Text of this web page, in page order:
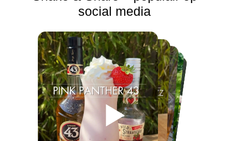
social media
▶▶
▶
▶
▶
▶